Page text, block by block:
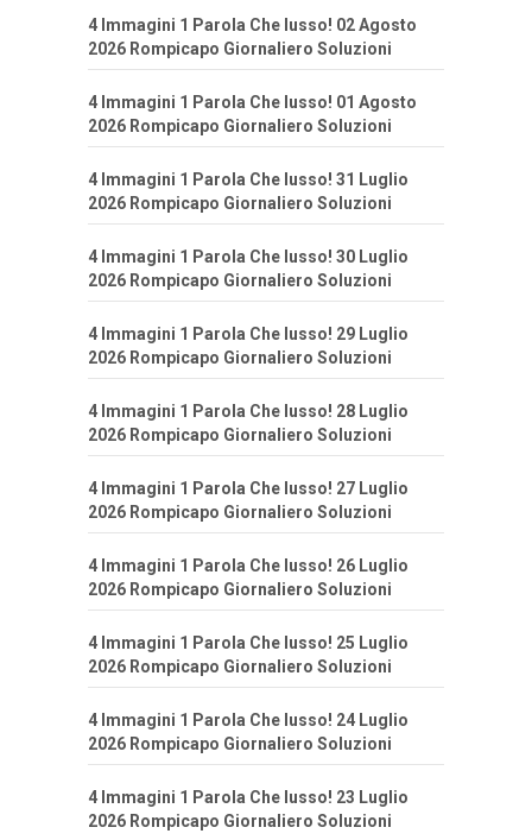
4 Immagini 1 Parola Che lusso! 02 Agosto
2026 Rompicapo Giornaliero Soluzioni
4 Immagini 1 Parola Che lusso! 01 Agosto
2026 Rompicapo Giornaliero Soluzioni
4 Immagini 1 Parola Che lusso! 31 Luglio
2026 Rompicapo Giornaliero Soluzioni
4 Immagini 1 Parola Che lusso! 30 Luglio
2026 Rompicapo Giornaliero Soluzioni
4 Immagini 1 Parola Che lusso! 29 Luglio
2026 Rompicapo Giornaliero Soluzioni
4 Immagini 1 Parola Che lusso! 28 Luglio
2026 Rompicapo Giornaliero Soluzioni
4 Immagini 1 Parola Che lusso! 27 Luglio
2026 Rompicapo Giornaliero Soluzioni
4 Immagini 1 Parola Che lusso! 26 Luglio
2026 Rompicapo Giornaliero Soluzioni
4 Immagini 1 Parola Che lusso! 25 Luglio
2026 Rompicapo Giornaliero Soluzioni
4 Immagini 1 Parola Che lusso! 24 Luglio
2026 Rompicapo Giornaliero Soluzioni
4 Immagini 1 Parola Che lusso! 23 Luglio
2026 Rompicapo Giornaliero Soluzioni